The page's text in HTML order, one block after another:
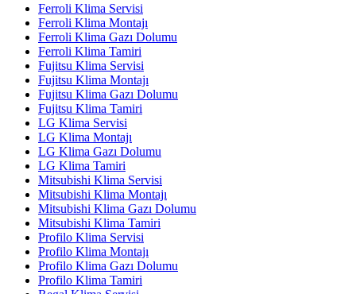
Ferroli Klima Servisi
Ferroli Klima Montajı
Ferroli Klima Gazı Dolumu
Ferroli Klima Tamiri
Fujitsu Klima Servisi
Fujitsu Klima Montajı
Fujitsu Klima Gazı Dolumu
Fujitsu Klima Tamiri
LG Klima Servisi
LG Klima Montajı
LG Klima Gazı Dolumu
LG Klima Tamiri
Mitsubishi Klima Servisi
Mitsubishi Klima Montajı
Mitsubishi Klima Gazı Dolumu
Mitsubishi Klima Tamiri
Profilo Klima Servisi
Profilo Klima Montajı
Profilo Klima Gazı Dolumu
Profilo Klima Tamiri